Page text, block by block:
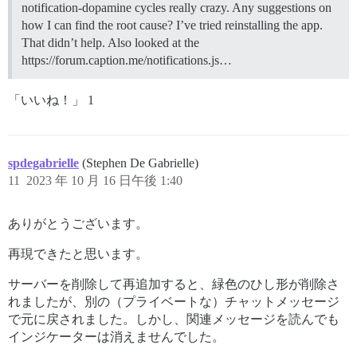
notification-dopamine cycles really crazy. Any suggestions on
how I can find the root cause? I’ve tried reinstalling the app.
That didn’t help. Also looked at the
https://forum.caption.me/notifications.js…
「いいね！」 1
spdegabrielle (Stephen De Gabrielle)
2023 年 10 月 16 日午後 1:40
11
ありがとうございます。
再現できたと思います。
サーバーを削除して再追加すると、緑色のひし形が削除さ
れましたが、別の（プライベートな）チャットメッセージ
で元に戻されました。しかし、関連メッセージを読んでも
インジケーターは消えませんでした。